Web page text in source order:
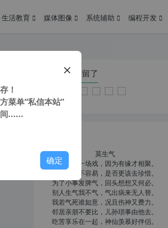
生活教育 媒体图像 系统辅助 编程开发
您在本页停留了
莫生气
人生就像一场戏，因为有缘才相聚。
相扶到老不容易，是否更该去珍惜。
为了小事发脾气，回头想想又何必。
别人生气我不气，气出病来无人替。
我若气死谁如意，况且伤神又费力。
邻居亲朋不要比，儿孙琐事由他去。
吃苦享乐在一起，神仙羡慕好伴侣。
！
菜单“私信本站”
......
确定